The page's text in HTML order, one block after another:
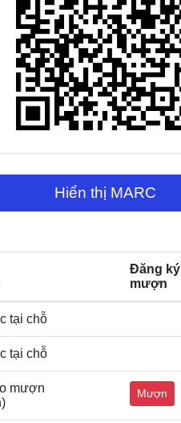
Hiển thị MARC
Đăng ký
mượn
tại chỗ
tại chỗ
mượn
Mượn